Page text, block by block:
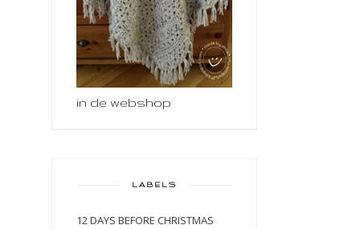
in de webshop
LABELS
12 DAYS BEFORE CHRISTMAS